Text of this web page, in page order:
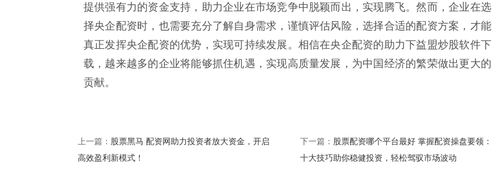
提供强有力的资金支持，助力企业在市场竞争中脱颖而出，实现腾飞。然而，企业在选
择央企配资时，也需要充分了解自身需求，谨慎评估风险，选择合适的配资方案，才能
真正发挥央企配资的优势，实现可持续发展。相信在央企配资的助力下益盟炒股软件下
载，越来越多的企业将能够抓住机遇，实现高质量发展，为中国经济的繁荣做出更大的
贡献。
上一篇： 股票黑马 配资网助力投资者放大资金，开启
高效盈利新模式！
下一篇： 股票配资哪个平台最好 掌握配资操盘要领：
十大技巧助你稳健投资，轻松驾驭市场波动